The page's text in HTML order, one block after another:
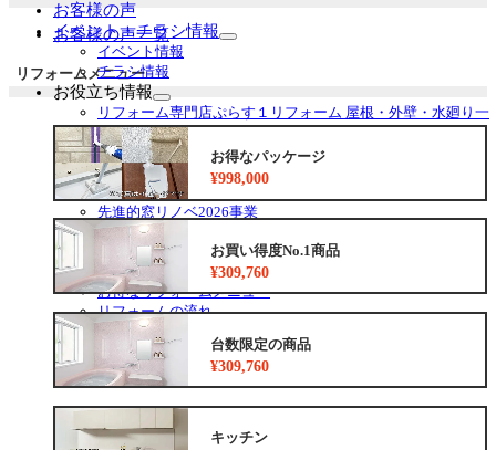
お客様の声
イベント・チラシ情報
サ
ニ
ュ
を
展
開
イベント情報
チラシ情報
お役立ち情報
サ
ブ
メ
ニ
ュ
ー
を
展
開
リフォーム専門店ぷらす１リフォーム 屋根・外壁・水廻り一
新祭
水まわり4点パック
外壁塗装最安値キャンペーン
住宅省エネ2026キャンペーン
先進的窓リノベ2026事業
みらいエコ住宅2026事業
給湯省エネ2026事業
安心保証
お得なリフォームメニュー
リフォームの流れ
よくあるご質問
中古リノベをご検討中の方へ
お客様の声一覧
リフォームメニュー
お得なパッケージ
¥998,000
お買い得度No.1商品
¥309,760
台数限定の商品
¥309,760
キッチン